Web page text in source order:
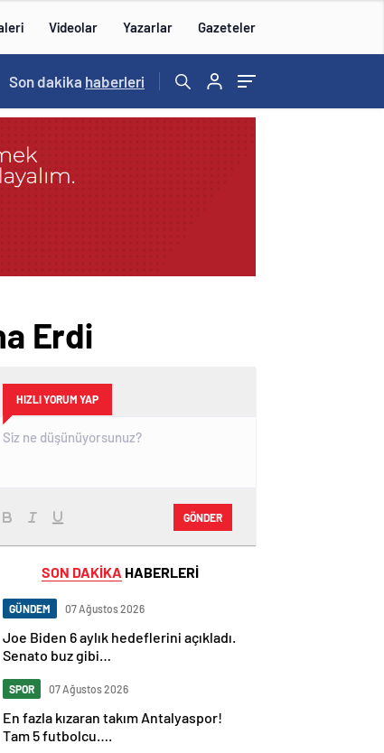
Videolar Yazarlar Gazeteler
15:20 /
Son dakika haberleri
Erdi
HIZLI YORUM YAP
GÖNDER
SON DAKİKA HABERLERİ
GÜNDEM 07 Ağustos 2026
Joe Biden 6 aylık hedeflerini açıkladı.
Senato buz gibi…
SPOR 07 Ağustos 2026
En fazla kızaran takım Antalyaspor!
Tam 5 futbolcu….